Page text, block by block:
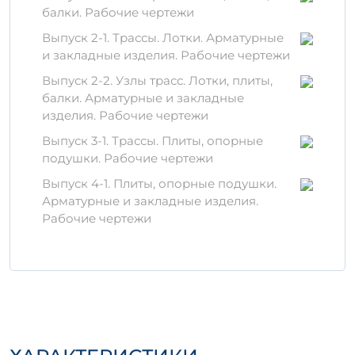
высококачественного бетонного раствора
с добавлением современных
пластификаторов и армирующих
элементов. Это существенно повышает
прочность и стойкость к воздействиям
внешней среды. Использование
специальных добавок позволяет увеличить
обеспечивая долговечную эксплуатацию.
Правила хранения и
транспортировки
Для предотвращения повреждений
транспортировке важна бережная
балки. Рабочие чертежи
Выпуск 2-1. Трассы. Лотки. Арматурные
и закладные изделия. Рабочие чертежи
Выпуск 2-2. Узлы трасс. Лотки, плиты,
балки. Арматурные и закладные
изделия. Рабочие чертежи
Выпуск 3-1. Трассы. Плиты, опорные
подушки. Рабочие чертежи
Выпуск 4-1. Плиты, опорные подушки.
Арматурные и закладные изделия.
Рабочие чертежи